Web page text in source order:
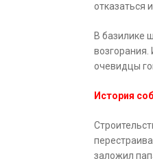
отказаться
В базилике
очевидцы
История
заложил